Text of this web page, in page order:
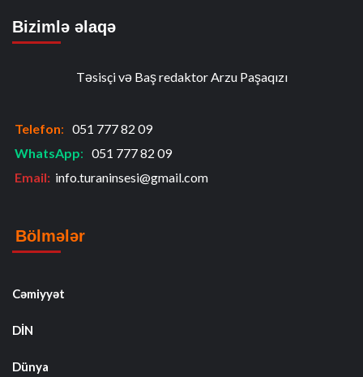
Bizimlə əlaqə
Təsisçi və Baş redaktor Arzu Paşaqızı
Telefon: 051 777 82 09
WhatsApp: 051 777 82 09
Email: info.turaninsesi@gmail.com
Bölmələr
Cəmiyyət
DİN
Dünya